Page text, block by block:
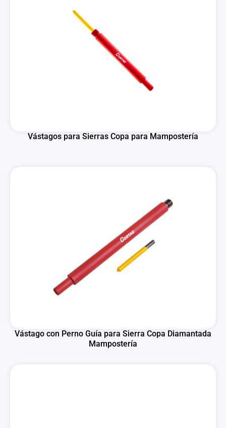
Vástagos para Sierras Copa para Mampostería
Vástago con Perno Guía para Sierra Copa Diamantada
Mampostería